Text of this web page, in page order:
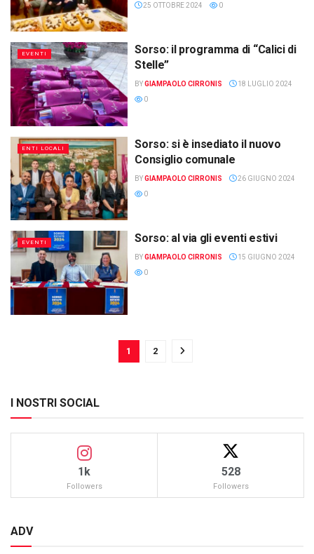
25 OTTOBRE 2024
0
EVENTI
Sorso: il programma di “Calici di
Stelle”
BYGIAMPAOLO CIRRONIS
18 LUGLIO 2024
0
ENTI LOCALI
Sorso: si è insediato il nuovo
Consiglio comunale
BYGIAMPAOLO CIRRONIS
26 GIUGNO 2024
0
EVENTI Sorso: al via gli eventi estivi
BYGIAMPAOLO CIRRONIS
15 GIUGNO 2024
0
1 2
I NOSTRI SOCIAL
1k
Followers
528
Followers
ADV